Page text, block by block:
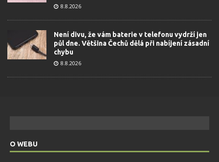
8.8.2026
Není divu, že vám baterie v telefonu vydrží jen
půl dne. Většina Čechů dělá při nabíjení zásadní
chybu
8.8.2026
O WEBU